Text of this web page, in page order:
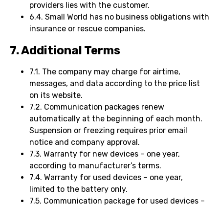
providers lies with the customer.
6.4. Small World has no business obligations with
insurance or rescue companies.
7. Additional Terms
7.1. The company may charge for airtime,
messages, and data according to the price list
on its website.
7.2. Communication packages renew
automatically at the beginning of each month.
Suspension or freezing requires prior email
notice and company approval.
7.3. Warranty for new devices – one year,
according to manufacturer’s terms.
7.4. Warranty for used devices – one year,
limited to the battery only.
7.5. Communication package for used devices –